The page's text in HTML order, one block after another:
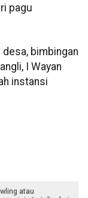
pagu
bimbingan
I Wayan
instansi
atau